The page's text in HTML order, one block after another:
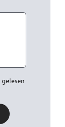
gelesen